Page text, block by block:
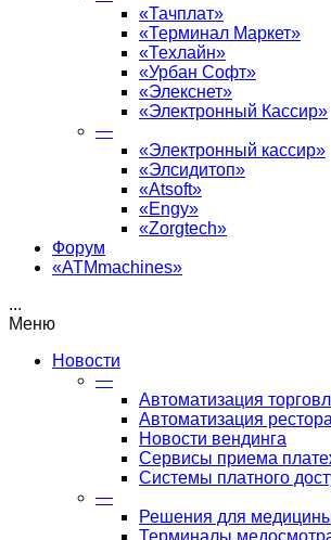
«Тачплат»
«Терминал Маркет»
«Техлайн»
«Урбан Софт»
«Элекснет»
«Электронный Кассир»
—
«Электронный кассир»
«Элсидитоп»
«Atsoft»
«Engy»
«Zorgtech»
Форум
«ATMmachines»
...
Меню
Новости
—
Автоматизация
Автоматизация
Новости вендинга
Сервисы приема
Системы платного
—
Решения для
Терминалы